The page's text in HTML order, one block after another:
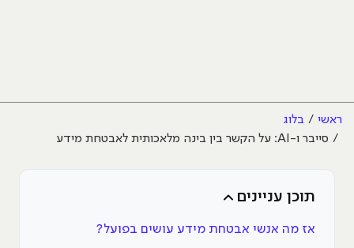
ראשי
בלוג
סייבר ו-AI: על הקשר בין בינה מלאכותית לאבטחת מידע
תוכן עניינים
אז מה אנשי אבטחת מידע עושים בפועל?